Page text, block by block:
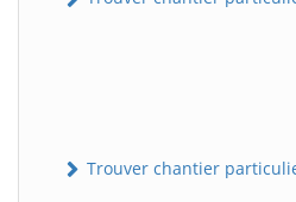
Trouver chantier